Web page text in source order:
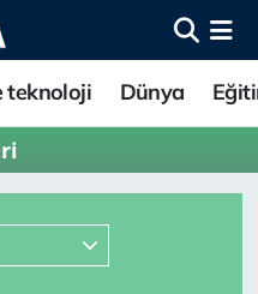
teknoloji Dünya